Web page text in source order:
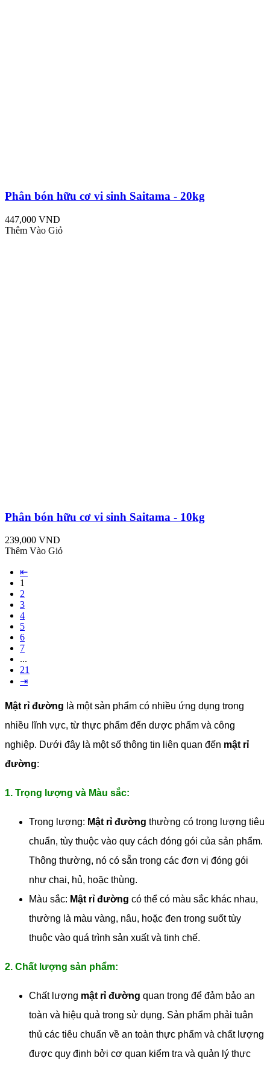
Phân bón hữu cơ vi sinh Saitama - 20kg
447,000 VND
Thêm Vào Giỏ
Phân bón hữu cơ vi sinh Saitama - 10kg
239,000 VND
Thêm Vào Giỏ
⇤
1
2
3
4
5
6
7
...
21
⇥
Mật rỉ đường là một sản phẩm có nhiều ứng dụng trong
nhiều lĩnh vực, từ thực phẩm đến dược phẩm và công
nghiệp. Dưới đây là một số thông tin liên quan đến mật rỉ
đường:
1. Trọng lượng và Màu sắc:
Trọng lượng: Mật rỉ đường thường có trọng lượng tiêu
chuẩn, tùy thuộc vào quy cách đóng gói của sản phẩm.
Thông thường, nó có sẵn trong các đơn vị đóng gói
như chai, hủ, hoặc thùng.
Màu sắc: Mật rỉ đường có thể có màu sắc khác nhau,
thường là màu vàng, nâu, hoặc đen trong suốt tùy
thuộc vào quá trình sản xuất và tinh chế.
2. Chất lượng sản phẩm:
Chất lượng mật rỉ đường quan trọng để đảm bảo an
toàn và hiệu quả trong sử dụng. Sản phẩm phải tuân
thủ các tiêu chuẩn về an toàn thực phẩm và chất lượng
được quy định bởi cơ quan kiểm tra và quản lý thực